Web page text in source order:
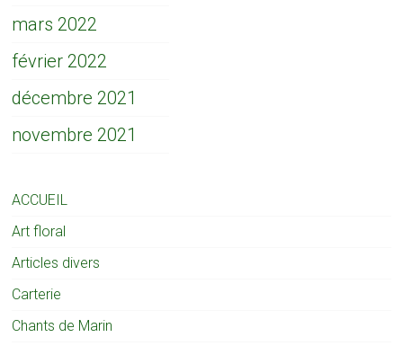
mars 2022
février 2022
décembre 2021
novembre 2021
ACCUEIL
Art floral
Articles divers
Carterie
Chants de Marin